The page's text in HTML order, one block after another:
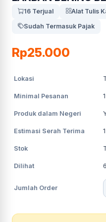
16 Terjual
Alat Tulis
Sudah Termasuk Pajak
Rp25.000
Lokasi
Minimal Pesanan 1
Produk dalam Negeri
Estimasi Serah Terima 1
Stok
Dilihat
Jumlah Order